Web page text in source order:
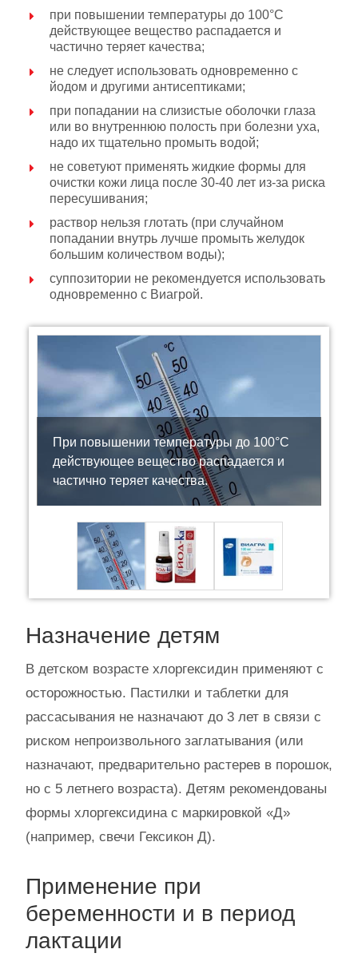
при повышении температуры до 100°С
действующее вещество распадается и
частично теряет качества;
не следует использовать одновременно с
йодом и другими антисептиками;
при попадании на слизистые оболочки глаза
или во внутреннюю полость при болезни уха,
надо их тщательно промыть водой;
не советуют применять жидкие формы для
очистки кожи лица после 30-40 лет из-за риска
пересушивания;
раствор нельзя глотать (при случайном
попадании внутрь лучше промыть желудок
большим количеством воды);
суппозитории не рекомендуется использовать
одновременно с Виагрой.
При повышении температуры до 100°С
действующее вещество распадается и
частично теряет качества.
Назначение детям
В детском возрасте хлоргексидин применяют с
осторожностью. Пастилки и таблетки для
рассасывания не назначают до 3 лет в связи с
риском непроизвольного заглатывания (или
назначают, предварительно растерев в порошок,
но с 5 летнего возраста). Детям рекомендованы
формы хлоргексидина с маркировкой «Д»
(например, свечи Гексикон Д).
Применение при
беременности и в период
лактации